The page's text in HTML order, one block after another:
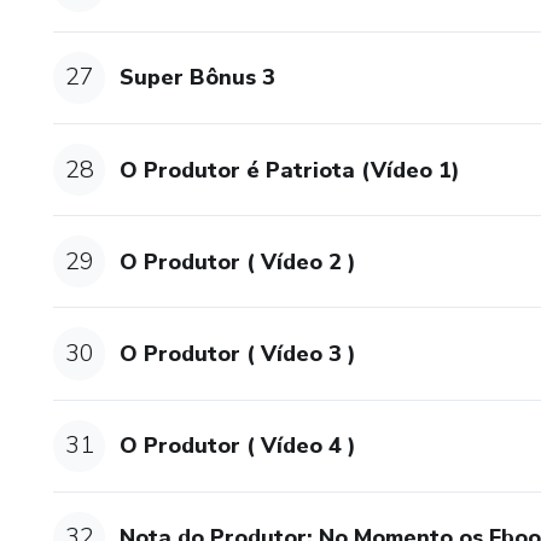
27 Super Bônus 3
28 O Produtor é Patriota (Vídeo 1)
29 O Produtor ( Vídeo 2 )
30 O Produtor ( Vídeo 3 )
31 O Produtor ( Vídeo 4 )